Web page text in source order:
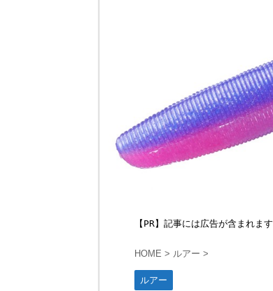
【PR】記事には広告が含まれます
HOME > ルアー >
ルアー